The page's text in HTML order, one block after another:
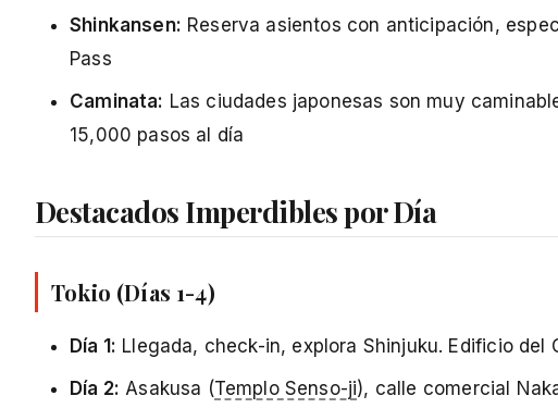
Shinkansen: Reserva asientos con anticipación,
Pass
Caminata: Las ciudades japonesas son muy
15,000 pasos al día
Destacados Imperdibles por Día
Tokio (Días 1-4)
Día 1: Llegada, check-in, explora Shinjuku. Edificio
Día 2: Asakusa (Templo Senso-ji), calle comercial